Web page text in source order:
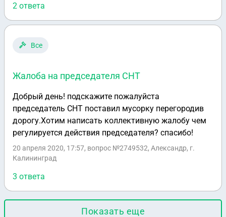
получать я). Так ли это на самом деле?
2 ответа
Все
Жалоба на председателя СНТ
Добрый день! подскажите пожалуйста
председатель СНТ поставил мусорку перегородив
дорогу.Хотим написать коллективную жалобу чем
регулируется действия председателя? спасибо!
20 апреля 2020, 17:57, вопрос №2749532, Александр, г.
Калининград
3 ответа
Показать еще